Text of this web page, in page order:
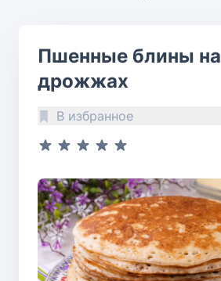
Пшенные блины на
дрожжах
В избранное